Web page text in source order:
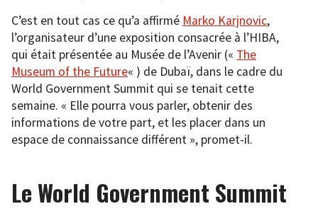
C’est en tout cas ce qu’a affirmé Marko Karjnovic,
l’organisateur d’une exposition consacrée à l’HIBA,
qui était présentée au Musée de l’Avenir (« The
Museum of the Future« ) de Dubaï, dans le cadre du
World Government Summit qui se tenait cette
semaine. « Elle pourra vous parler, obtenir des
informations de votre part, et les placer dans un
espace de connaissance différent », promet-il.
Le World Government Summit